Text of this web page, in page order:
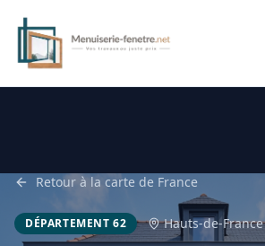
Retour à la carte de France
DÉPARTEMENT 62 Hauts-de-France